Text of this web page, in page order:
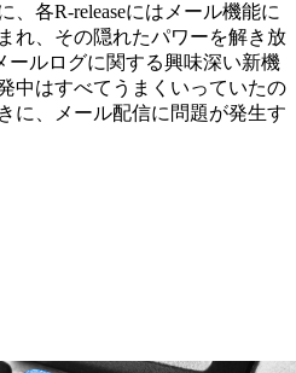
、各R-releaseにはメール機能に
れ、その隠れたパワーを解き放
ールログに関する興味深い新機
中はすべてうまくいっていたの
に、メール配信に問題が発生す